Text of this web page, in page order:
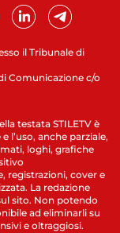
il Tribunale di
Comunicazione c/o
testata STILETV è
l’uso, anche parziale,
loghi, grafiche
registrazioni, cover e
La redazione
sito. Non potendo
ad eliminarli su
e oltraggiosi.